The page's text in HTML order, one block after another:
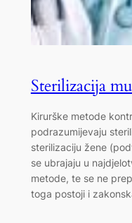
Sterilizacija
Kirurške metode
podrazumijevaju
sterilizaciju žene
se ubrajaju u
metode, te se ne
toga postoji i